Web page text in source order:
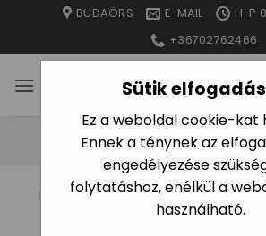
Sütik
Ez a weboldal cookie-kat
Ennek a ténynek az
engedélyezése
folytatáshoz, enélkül a
használható.
content
BUDAÖRS E-MAIL
H-P
+36702762466
KEZDŐLAP / “T-IDOM”
TERMÉKEK / 2.